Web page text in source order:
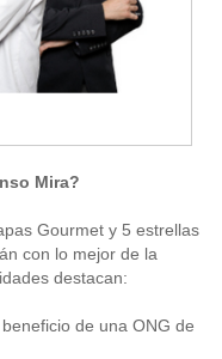
Mira?
Gourmet y 5 estrellas
con lo mejor de la
destacan:
de una ONG de